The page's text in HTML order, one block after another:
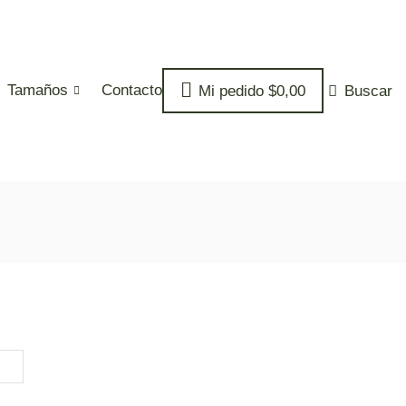
Tamaños Contacto Mi pedido $0,00 Buscar